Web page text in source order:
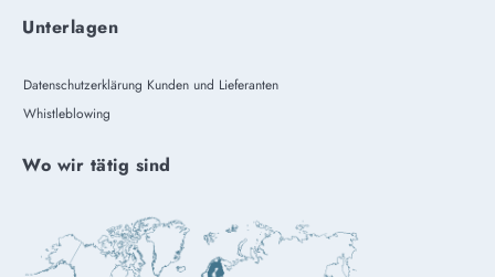
Unterlagen
Datenschutzerklärung Kunden und Lieferanten
Whistleblowing
Wo wir tätig sind